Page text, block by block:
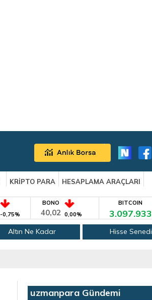
KRİPTO PARA
HESAPLAMA ARAÇLARI
-0,75%
BONO
40,02 0,00%
BITCOIN
3.097.933
Altın Ne Kadar Hisse Senedi
uzmanpara Gündemi